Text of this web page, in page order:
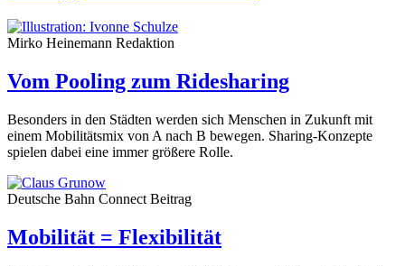
Mirko Heinemann Redaktion
Vom Pooling zum Ridesharing
Besonders in den Städten werden sich Menschen in Zukunft mit
einem Mobilitätsmix von A nach B bewegen. Sharing-Konzepte
spielen dabei eine immer größere Rolle.
Deutsche Bahn Connect Beitrag
Mobilität = Flexibilität